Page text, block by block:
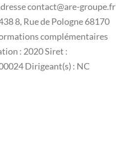
contact@are-groupe.fr
8, Rue de Pologne 68170
complémentaires
: 2020 Siret :
Dirigeant(s) : NC